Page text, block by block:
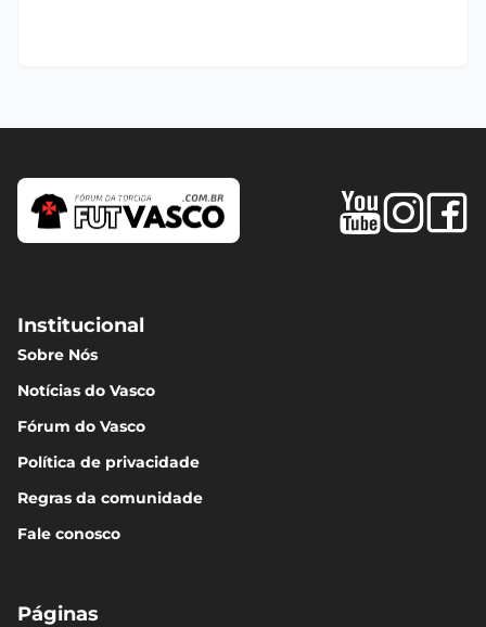
Institucional
Sobre Nós
Notícias do Vasco
Fórum do Vasco
Política de privacidade
Regras da comunidade
Fale conosco
Páginas